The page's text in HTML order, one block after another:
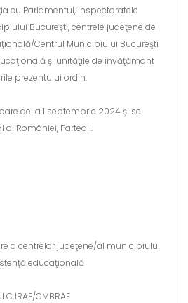
cu Parlamentul, inspectoratele
Bucureşti, centrele judeţene de
Centrul Municipiului Bucureşti
şi unităţile de învăţământ
prezentului ordin.
de la 1 septembrie 2024 şi se
României, Partea I.
a centrelor judeţene/al municipiului
educaţională
CMBRAE